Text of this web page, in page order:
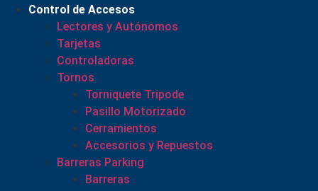
Control de Accesos
Lectores y Autónomos
Tarjetas
Controladoras
Tornos
Torniquete Tripode
Pasillo Motorizado
Cerramientos
Accesorios y Repuestos
Barreras Parking
Barreras